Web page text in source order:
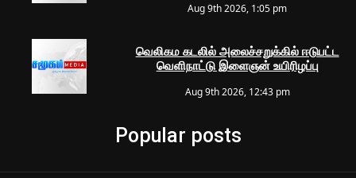
Aug 9th 2026, 1:05 pm
வெலிகம கடலில் அலைச்சறுக்கில் ஈடுபட்ட
வெளிநாட்டு இளைஞன் உயிரிழப்பு
Aug 9th 2026, 12:43 pm
Popular posts